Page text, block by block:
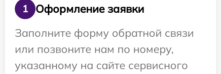
1
Оформление заявки
Заполните форму обратной связи
или позвоните нам по номеру,
указанному на сайте сервисного